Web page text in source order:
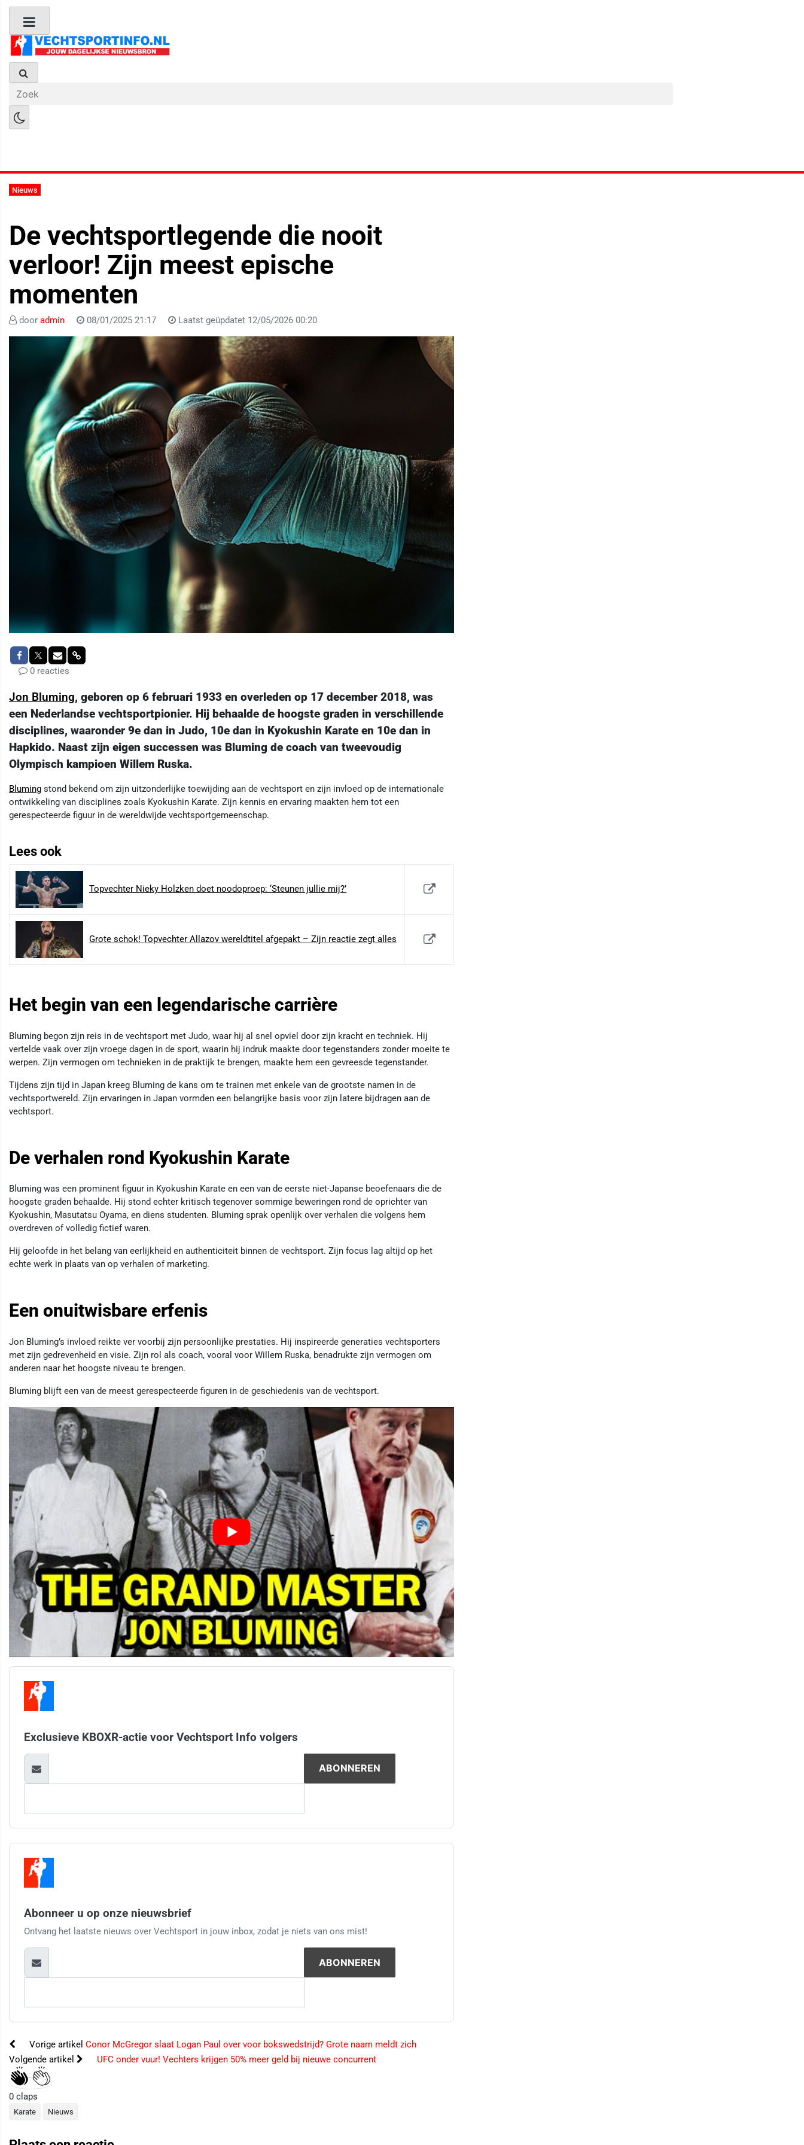
Nieuws
De vechtsportlegende die nooit
verloor! Zijn meest epische
momenten
door admin 08/01/2025 21:17 Laatst geüpdatet 12/05/2026 00:20
0 reacties
Jon Bluming, geboren op 6 februari 1933 en overleden op 17 december 2018, was
een Nederlandse vechtsportpionier. Hij behaalde de hoogste graden in verschillende
disciplines, waaronder 9e dan in Judo, 10e dan in Kyokushin Karate en 10e dan in
Hapkido. Naast zijn eigen successen was Bluming de coach van tweevoudig
Olympisch kampioen Willem Ruska.
Bluming stond bekend om zijn uitzonderlijke toewijding aan de vechtsport en zijn invloed op de internationale
ontwikkeling van disciplines zoals Kyokushin Karate. Zijn kennis en ervaring maakten hem tot een
gerespecteerde figuur in de wereldwijde vechtsportgemeenschap.
Lees ook
Topvechter Nieky Holzken doet noodoproep: ‘Steunen jullie mij?’
Grote schok! Topvechter Allazov wereldtitel afgepakt – Zijn reactie zegt alles
Het begin van een legendarische carrière
Bluming begon zijn reis in de vechtsport met Judo, waar hij al snel opviel door zijn kracht en techniek. Hij
vertelde vaak over zijn vroege dagen in de sport, waarin hij indruk maakte door tegenstanders zonder moeite te
werpen. Zijn vermogen om technieken in de praktijk te brengen, maakte hem een gevreesde tegenstander.
Tijdens zijn tijd in Japan kreeg Bluming de kans om te trainen met enkele van de grootste namen in de
vechtsportwereld. Zijn ervaringen in Japan vormden een belangrijke basis voor zijn latere bijdragen aan de
vechtsport.
De verhalen rond Kyokushin Karate
Bluming was een prominent figuur in Kyokushin Karate en een van de eerste niet-Japanse beoefenaars die de
hoogste graden behaalde. Hij stond echter kritisch tegenover sommige beweringen rond de oprichter van
Kyokushin, Masutatsu Oyama, en diens studenten. Bluming sprak openlijk over verhalen die volgens hem
overdreven of volledig fictief waren.
Hij geloofde in het belang van eerlijkheid en authenticiteit binnen de vechtsport. Zijn focus lag altijd op het
echte werk in plaats van op verhalen of marketing.
Een onuitwisbare erfenis
Jon Bluming’s invloed reikte ver voorbij zijn persoonlijke prestaties. Hij inspireerde generaties vechtsporters
met zijn gedrevenheid en visie. Zijn rol als coach, vooral voor Willem Ruska, benadrukte zijn vermogen om
anderen naar het hoogste niveau te brengen.
Bluming blijft een van de meest gerespecteerde figuren in de geschiedenis van de vechtsport.
Exclusieve KBOXR-actie voor Vechtsport Info volgers
Abonneer u op onze nieuwsbrief
Ontvang het laatste nieuws over Vechtsport in jouw inbox, zodat je niets van ons mist!
Vorige artikel Conor McGregor slaat Logan Paul over voor bokswedstrijd? Grote naam meldt zich
Volgende artikel
UFC onder vuur! Vechters krijgen 50% meer geld bij nieuwe concurrent
0 claps
Karate Nieuws